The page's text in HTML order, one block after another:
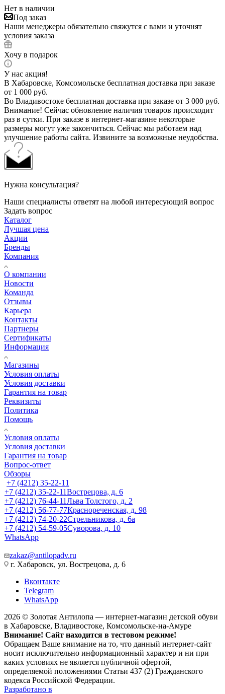
Нет в наличии
Под заказ
Наши менеджеры обязательно свяжутся с вами и уточнят
условия заказа
Хочу в подарок
У нас акция!
В Хабаровске, Комсомольске бесплатная доставка при заказе
от 1 000 руб.
Во Владивостоке бесплатная доставка при заказе от 3 000 руб.
Внимание! Сейчас обновление наличия товаров происходит
раз в сутки. При заказе в интернет-магазине некоторые
размеры могут уже закончиться. Сейчас мы работаем над
улучшение работы сайта. Извините за возможные неудобства.
Нужна консультация?
Наши специалисты ответят на любой интересующий вопрос
Задать вопрос
Каталог
Лучшая цена
Акции
Бренды
Компания
О компании
Новости
Команда
Отзывы
Карьера
Контакты
Партнеры
Сертификаты
Информация
Магазины
Условия оплаты
Условия доставки
Гарантия на товар
Реквизиты
Политика
Помощь
Условия оплаты
Условия доставки
Гарантия на товар
Вопрос-ответ
Обзоры
+7 (4212) 35-22-11
+7 (4212) 35-22-11Вострецова, д. 6
+7 (4212) 76-44-11Льва Толстого, д. 2
+7 (4212) 56-77-77Краснореченская, д. 98
+7 (4212) 74-20-22Стрельникова, д. 6а
+7 (4212) 54-59-05Суворова, д. 10
WhatsApp
zakaz@antilopadv.ru
г. Хабаровск, ул. Вострецова, д. 6
Вконтакте
Telegram
WhatsApp
2026 © Золотая Антилопа — интернет-магазин детской обуви
в Хабаровске, Владивостоке, Комсомольске-на-Амуре
Внимание! Сайт находится в тестовом режиме!
Обращаем Ваше внимание на то, что данный интернет-сайт
носит исключительно информационный характер и ни при
каких условиях не является публичной офертой,
определяемой положениями Статьи 437 (2) Гражданского
кодекса Российской Федерации.
Разработано в